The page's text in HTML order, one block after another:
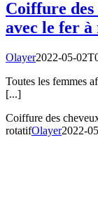
Coiffure
avec le fer
Olayer2022-05-
Toutes les femmes
[...]
Coiffure des
rotatifOlayer2022-